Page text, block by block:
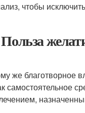
чтобы
же благотворное
самостоятельное